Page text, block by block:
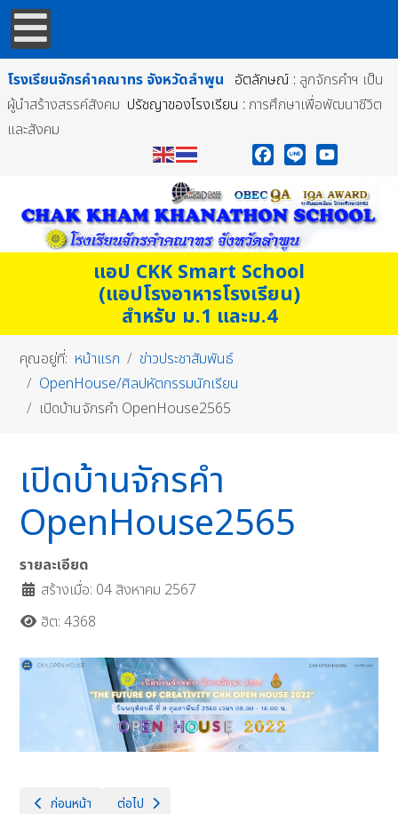
โรงเรียนจักรคำคณาทร จังหวัดลำพูน อัตลักษณ์ : ลูกจักรคำฯ เป็น
ผู้นำสร้างสรรค์สังคม ปรัชญาของโรงเรียน : การศึกษาเพื่อพัฒนาชีวิต
และสังคม
แอป CKK Smart School
(แอปโรงอาหารโรงเรียน)
สำหรับ ม.1 และม.4
คุณอยู่ที่: หน้าแรก
ข่าวประชาสัมพันธ์
OpenHouse/ศิลปหัตกรรมนักเรียน
เปิดบ้านจักรคำ OpenHouse2565
เปิดบ้านจักรคำ
OpenHouse2565
รายละเอียด
สร้างเมื่อ: 04 สิงหาคม 2567
ฮิต: 4368
เนื้อหาก่อนหน้า: เปิดบ้านจักรคำ openhouse2564
ก่อนหน้า เนื้อหาถัดไป: เปิดบ้านจักรคำ OpenHouse2566
ต่อไป